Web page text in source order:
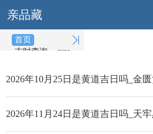
亲品藏
首页
吉时查询
(2026-08-08)

2026年10月25日是黄道吉日吗_金
2026年11月24日是黄道吉日吗_天